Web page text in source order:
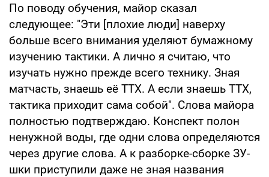
По поводу обучения, майор сказал
следующее: "Эти [плохие люди] наверху
больше всего внимания уделяют бумажному
изучению тактики. А лично я считаю, что
изучать нужно прежде всего технику. Зная
матчасть, знаешь её ТТХ. А если знаешь ТТХ,
тактика приходит сама собой". Слова майора
полностью подтверждаю. Конспект полон
ненужной воды, где одни слова определяются
через другие слова. А к разборке-сборке ЗУ-
шки приступили даже не зная названия